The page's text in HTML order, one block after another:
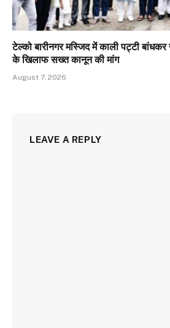
टेल्को बारीनगर मस्जिद में काली पट्टी बांधकर
के खिलाफ सख्त कानून की मांग
August 7, 2026
LEAVE A REPLY